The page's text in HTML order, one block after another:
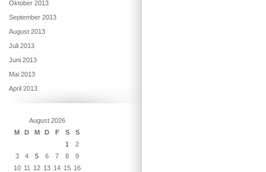
Oktober 2013
September 2013
August 2013
Juli 2013
Juni 2013
Mai 2013
April 2013
August 2026
M
D M D F S
S
1
2
3
4 5 6 7 8
9
10 11 12 13 14 15 16